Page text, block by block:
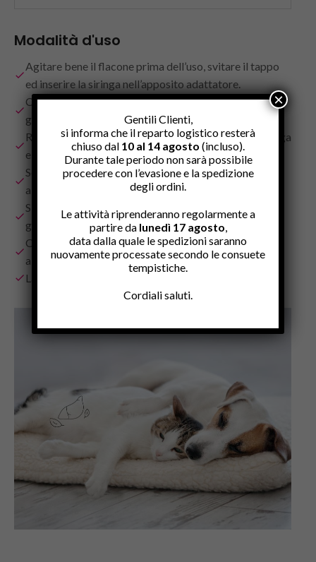
Modalità d'uso
Agitare bene il flacone prima dell’uso, svitare il tappo
ed inserire la siringa nell’apposito adattatore.
Capovolgere il flacone ed estrarre la razione
giornaliera indicata in tabella.
Riposizionare il flacone in verticale, rimuovere la siringa
e richiudere il flacone.
Somministrare il prodotto direttamente in bocca
all’animale o disperso nel cibo gradito.
Si raccomanda la somministrazione di una razione
giornaliera equilibrata.
Completare la razione giornaliera con l’alimento
abituale.
Lasciare sempre acqua fresca a disposizione.
Gentili Clienti,
si informa che il reparto logistico resterà
chiuso dal 10 al 14 agosto (incluso).
Durante tale periodo non sarà possibile
procedere con l’evasione e la spedizione
degli ordini.
Le attività riprenderanno regolarmente a
partire da lunedì 17 agosto,
data dalla quale le spedizioni saranno
nuovamente processate secondo le consuete
tempistiche.
Cordiali saluti.
×